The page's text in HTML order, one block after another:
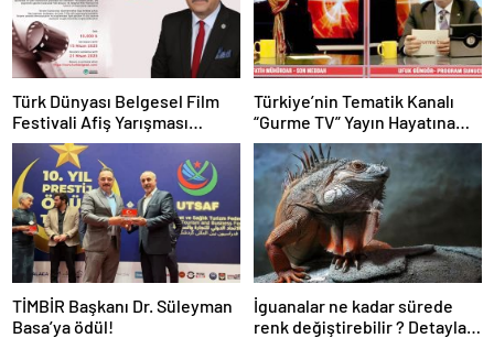
Türk Dünyası Belgesel Film
Festivali Afiş Yarışması
Başvuruları Başladı
Türkiye’nin Tematik Kanalı
“Gurme TV” Yayın Hayatına
Başladı!
TİMBİR Başkanı Dr. Süleyman
Basa’ya ödül!
İguanalar ne kadar sürede
renk değiştirebilir ? Detaylar